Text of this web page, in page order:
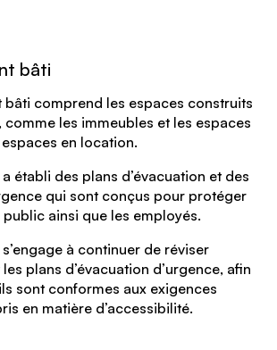
bâti
bâti comprend les espaces construits
comme les immeubles et les espaces
en location.
établi des plans d’évacuation et des
qui sont conçus pour protéger
ainsi que les employés.
à continuer de réviser
plans d’évacuation d’urgence, afin
sont conformes aux exigences
en matière d’accessibilité.